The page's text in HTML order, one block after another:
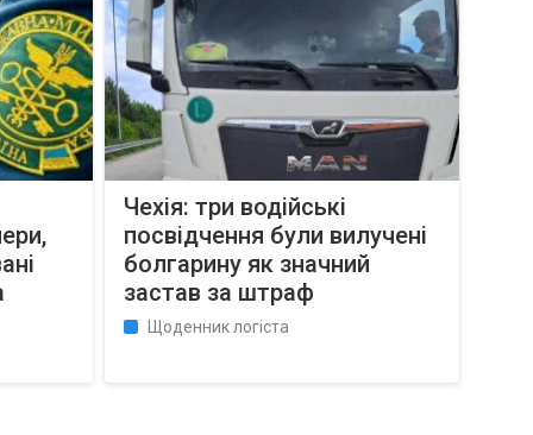
Чехія: три водійські
посвідчення були вилучені
болгарину як значний
застав за штраф
Щоденник логіста